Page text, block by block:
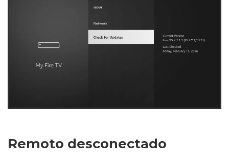
Remoto desconectado